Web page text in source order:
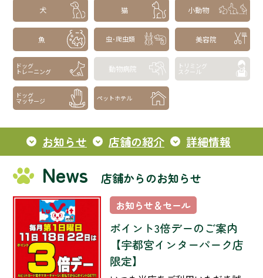
犬 猫 小動物
魚 虫･爬虫類 美容院
ドッグ
トレーニング 動物病院 トリミング
スクール
ドッグ
マッサージ ペットホテル
お知らせ 店舗の紹介 詳細情報
News 店舗からのお知らせ
お知らせ＆セール
ポイント3倍デーのご案内
【宇都宮インターパーク店
限定】